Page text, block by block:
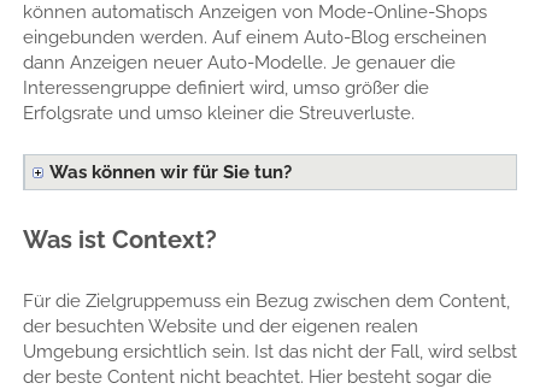
können automatisch Anzeigen von Mode-Online-Shops
eingebunden werden. Auf einem Auto-Blog erscheinen
dann Anzeigen neuer Auto-Modelle. Je genauer die
Interessengruppe definiert wird, umso größer die
Erfolgsrate und umso kleiner die Streuverluste.
Was können wir für Sie tun?
Was ist Context?
Für die Zielgruppemuss ein Bezug zwischen dem Content,
der besuchten Website und der eigenen realen
Umgebung ersichtlich sein. Ist das nicht der Fall, wird selbst
der beste Content nicht beachtet. Hier besteht sogar die